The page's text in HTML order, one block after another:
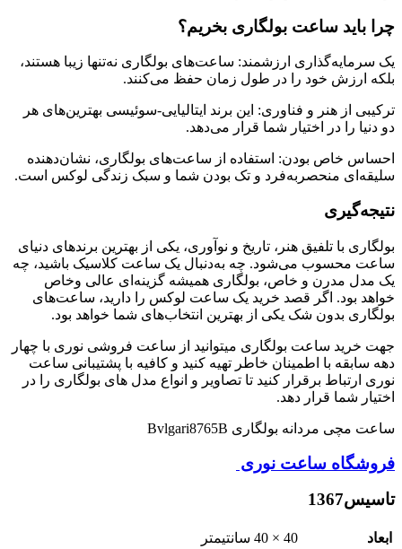
چرا باید ساعت بولگاری بخریم؟
یک سرمایه‌گذاری ارزشمند: ساعت‌های بولگاری نه‌تنها زیبا هستند،
بلکه ارزش خود را در طول زمان حفظ می‌کنند.
ترکیبی از هنر و فناوری: این برند ایتالیایی-سوئیسی بهترین‌های هر
دو دنیا را در اختیار شما قرار می‌دهد.
احساس خاص بودن: استفاده از ساعت‌های بولگاری، نشان‌دهنده
سلیقه‌ای منحصربه‌فرد و تک بودن شما و سبک زندگی لوکس است.
نتیجه‌گیری
بولگاری با تلفیق هنر، تاریخ و نوآوری، یکی از بهترین برندهای دنیای
ساعت محسوب می‌شود. چه به‌دنبال یک ساعت کلاسیک باشید، چه
یک مدل مدرن و خاص، بولگاری همیشه گزینه‌ای عالی وخاص
خواهد بود. اگر قصد خرید یک ساعت لوکس را دارید، ساعت‌های
بولگاری بدون شک یکی از بهترین انتخاب‌های شما خواهد بود.
جهت خرید ساعت بولگاری میتوانید از ساعت فروشی نوری با چهار
دهه سابقه با اطمینان خاطر تهیه کنید و کافیه با پشتیبانی ساعت
نوری ارتباط برقرار کنید تا تصاویر و انواع مدل های بولگاری را در
اختیار شما قرار دهد.
ساعت مچی مردانه بولگاری Bvlgari8765B
فروشگاه ساعت نوری
تاسیس1367
ابعاد 40 × 40 سانتیمتر